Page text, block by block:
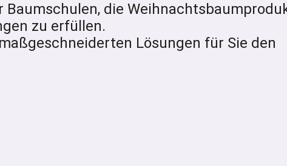
die
zu erfüllen.
Lösungen für Sie den